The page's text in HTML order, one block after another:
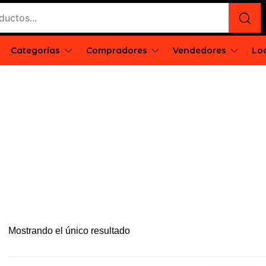
Categorías Compradores Vendedores
Mostrando el único resultado